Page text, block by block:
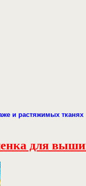
и растяжимых тканях
для